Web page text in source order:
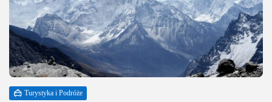
Turystyka i Podróże